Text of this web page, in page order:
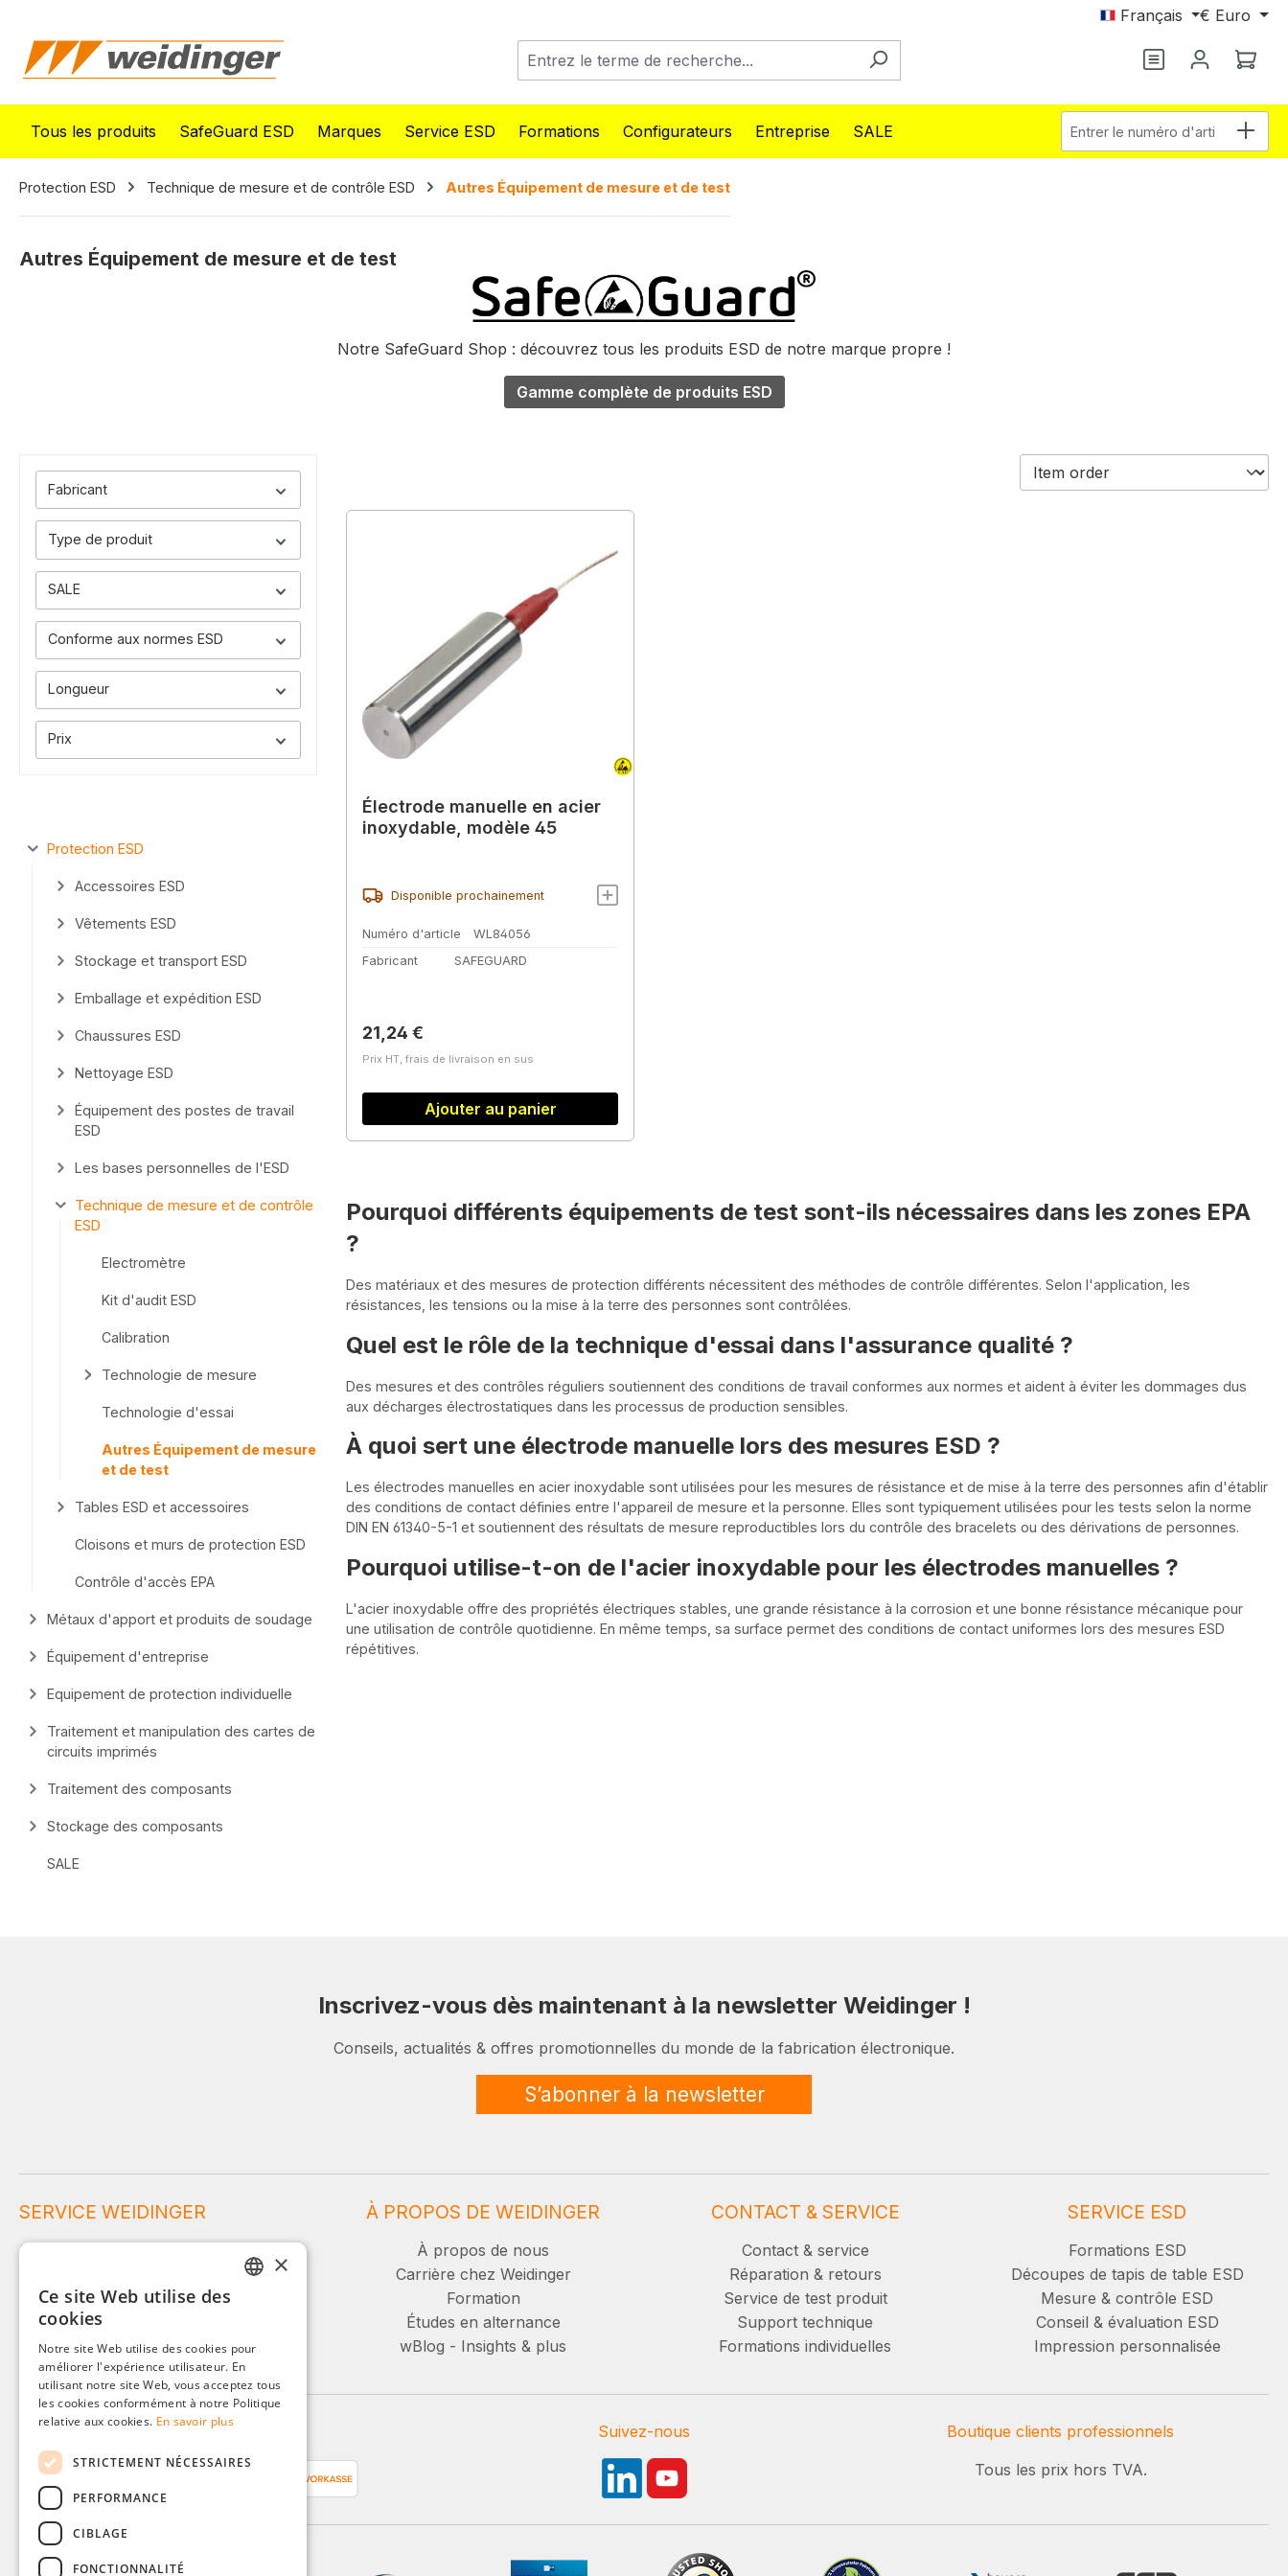
Français € Euro
Vous avez 0Le
Tous les produits SafeGuard ESD Marques Service ESD Formations Configurateurs Entreprise SALE Entrer le numéro d'article
Protection ESD Technique de mesure et de contrôle ESD Autres Équipement de mesure et de test
Autres Équipement de mesure et de test
Notre SafeGuard Shop : découvrez tous les produits ESD de notre marque propre !
Gamme complète de produits ESD
Fabricant
Type de produit
SALE
Conforme aux normes ESD
Longueur
Prix
Protection ESD
Accessoires ESD
Vêtements ESD
Stockage et transport ESD
Emballage et expédition ESD
Chaussures ESD
Nettoyage ESD
Équipement des postes de travail
ESD
Les bases personnelles de l'ESD
Technique de mesure et de contrôle
ESD
Electromètre
Kit d'audit ESD
Calibration
Technologie de mesure
Technologie d'essai
Autres Équipement de mesure
et de test
Tables ESD et accessoires
Cloisons et murs de protection ESD
Contrôle d'accès EPA
Métaux d'apport et produits de soudage
Équipement d'entreprise
Equipement de protection individuelle
Traitement et manipulation des cartes de
circuits imprimés
Traitement des composants
Stockage des composants
SALE
Électrode manuelle en acier
inoxydable, modèle 45
Disponible prochainement
Numéro d'article
WL84056
Fabricant
SAFEGUARD
Prix régulier :
21,24 €
Prix HT, frais de livraison en sus
Ajouter au panier
Pourquoi différents équipements de test sont-ils nécessaires dans les zones EPA
?
Des matériaux et des mesures de protection différents nécessitent des méthodes de contrôle différentes. Selon l'application, les
résistances, les tensions ou la mise à la terre des personnes sont contrôlées.
Quel est le rôle de la technique d'essai dans l'assurance qualité ?
Des mesures et des contrôles réguliers soutiennent des conditions de travail conformes aux normes et aident à éviter les dommages dus
aux décharges électrostatiques dans les processus de production sensibles.
À quoi sert une électrode manuelle lors des mesures ESD ?
Les électrodes manuelles en acier inoxydable sont utilisées pour les mesures de résistance et de mise à la terre des personnes afin d'établir
des conditions de contact définies entre l'appareil de mesure et la personne. Elles sont typiquement utilisées pour les tests selon la norme
DIN EN 61340-5-1 et soutiennent des résultats de mesure reproductibles lors du contrôle des bracelets ou des dérivations de personnes.
Pourquoi utilise-t-on de l'acier inoxydable pour les électrodes manuelles ?
L'acier inoxydable offre des propriétés électriques stables, une grande résistance à la corrosion et une bonne résistance mécanique pour
une utilisation de contrôle quotidienne. En même temps, sa surface permet des conditions de contact uniformes lors des mesures ESD
répétitives.
Inscrivez-vous dès maintenant à la newsletter Weidinger !
Conseils, actualités & offres promotionnelles du monde de la fabrication électronique.
S’abonner à la newsletter
SERVICE WEIDINGER
Service et conseil :
+49 (0)8142 / 4289 - 300
Lu-Ve, 08:00 - 16:00
Ou via notre formulaire de contact.
À PROPOS DE WEIDINGER
À propos de nous
Carrière chez Weidinger
Formation
Études en alternance
wBlog - Insights & plus
CONTACT & SERVICE
Contact & service
Réparation & retours
Service de test produit
Support technique
Formations individuelles
SERVICE ESD
Formations ESD
Découpes de tapis de table ESD
Mesure & contrôle ESD
Conseil & évaluation ESD
Impression personnalisée
Moyens de paiement Suivez-nous
Boutique clients professionnels
Tous les prix hors TVA.
ITALIAN
POLISH
×
Ce site Web utilise des
cookies
Notre site Web utilise des cookies pour
améliorer l'expérience utilisateur. En
utilisant notre site Web, vous acceptez tous
les cookies conformément à notre Politique
relative aux cookies. En savoir plus
STRICTEMENT NÉCESSAIRES
PERFORMANCE
CIBLAGE
FONCTIONNALITÉ